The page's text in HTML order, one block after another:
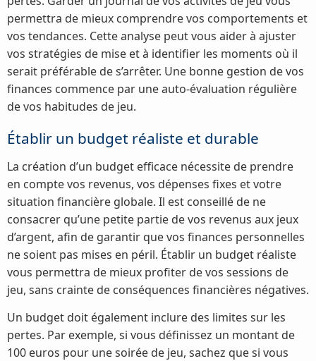
permettra de mieux comprendre vos comportements et
vos tendances. Cette analyse peut vous aider à ajuster
vos stratégies de mise et à identifier les moments où il
serait préférable de s’arrêter. Une bonne gestion de vos
finances commence par une auto-évaluation régulière
de vos habitudes de jeu.
Établir un budget réaliste et durable
La création d’un budget efficace nécessite de prendre
en compte vos revenus, vos dépenses fixes et votre
situation financière globale. Il est conseillé de ne
consacrer qu’une petite partie de vos revenus aux jeux
d’argent, afin de garantir que vos finances personnelles
ne soient pas mises en péril. Établir un budget réaliste
vous permettra de mieux profiter de vos sessions de
jeu, sans crainte de conséquences financières négatives.
Un budget doit également inclure des limites sur les
pertes. Par exemple, si vous définissez un montant de
100 euros pour une soirée de jeu, sachez que si vous